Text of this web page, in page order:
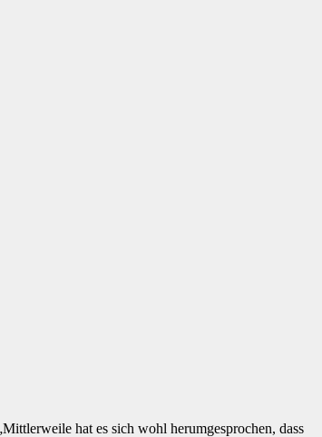
hat es sich wohl herumgesprochen, dass